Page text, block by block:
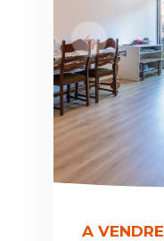
A VENDRE